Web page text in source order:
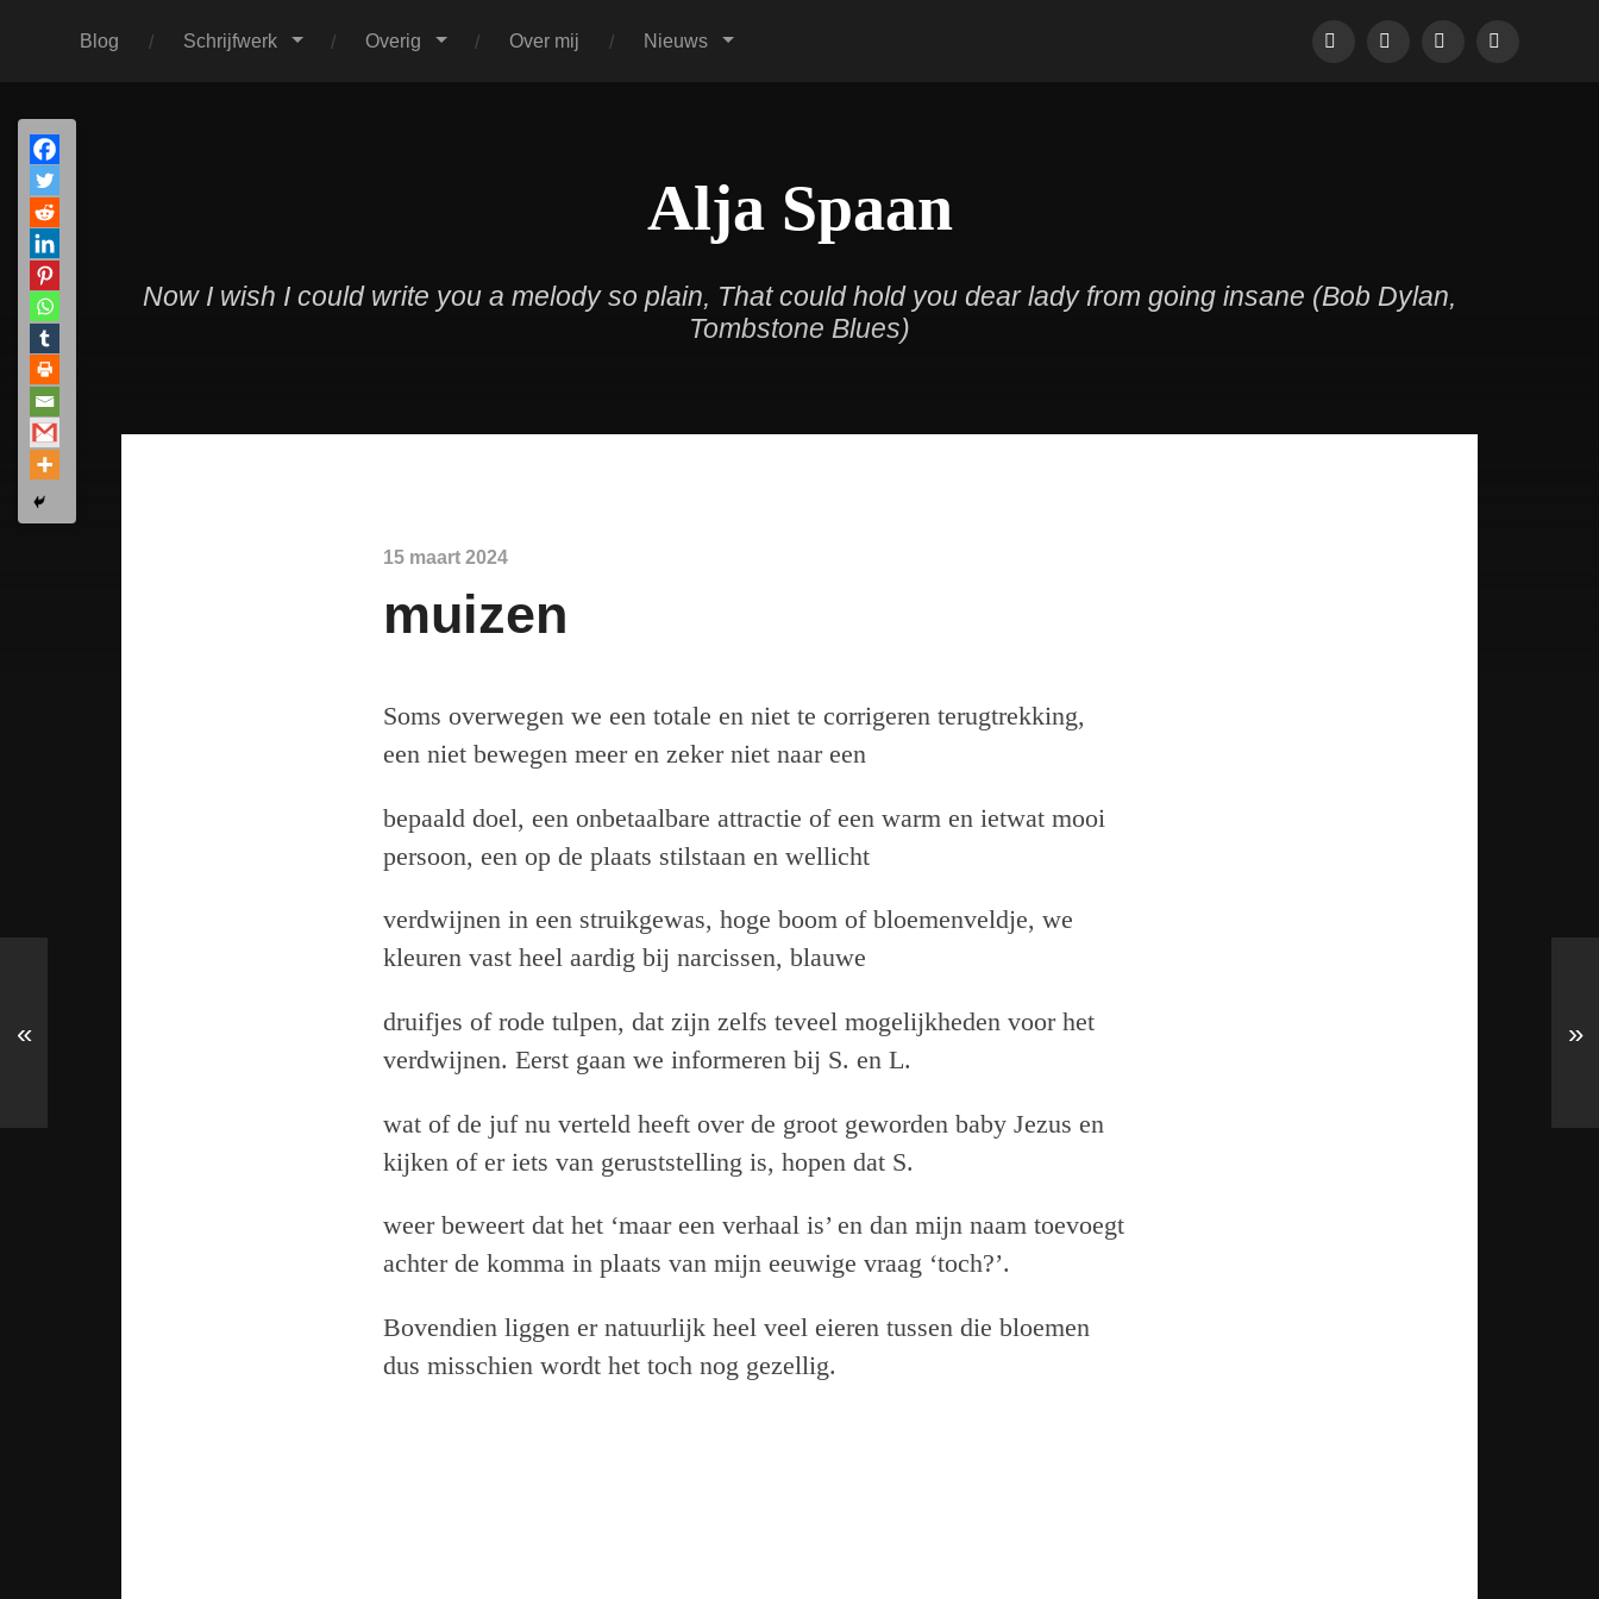
Blog Schrijfwerk Overig Over mij Nieuws FacebookPinterestLinkedInTumblr
Alja Spaan
Now I wish I could write you a melody so plain, That could hold you dear lady from going insane (Bob Dylan,
Tombstone Blues)
15 maart 2024
muizen
Soms overwegen we een totale en niet te corrigeren terugtrekking,
een niet bewegen meer en zeker niet naar een
bepaald doel, een onbetaalbare attractie of een warm en ietwat mooi
persoon, een op de plaats stilstaan en wellicht
verdwijnen in een struikgewas, hoge boom of bloemenveldje, we
kleuren vast heel aardig bij narcissen, blauwe
druifjes of rode tulpen, dat zijn zelfs teveel mogelijkheden voor het
verdwijnen. Eerst gaan we informeren bij S. en L.
wat of de juf nu verteld heeft over de groot geworden baby Jezus en
kijken of er iets van geruststelling is, hopen dat S.
weer beweert dat het ‘maar een verhaal is’ en dan mijn naam toevoegt
achter de komma in plaats van mijn eeuwige vraag ‘toch?’.
Bovendien liggen er natuurlijk heel veel eieren tussen die bloemen
dus misschien wordt het toch nog gezellig.
« »